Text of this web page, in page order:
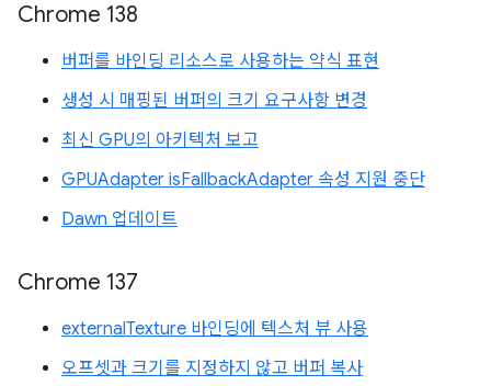
Chrome 138
버퍼를 바인딩 리소스로 사용하는 약식 표현
생성 시 매핑된 버퍼의 크기 요구사항 변경
최신 GPU의 아키텍처 보고
GPUAdapter isFallbackAdapter 속성 지원 중단
Dawn 업데이트
Chrome 137
externalTexture 바인딩에 텍스처 뷰 사용
오프셋과 크기를 지정하지 않고 버퍼 복사